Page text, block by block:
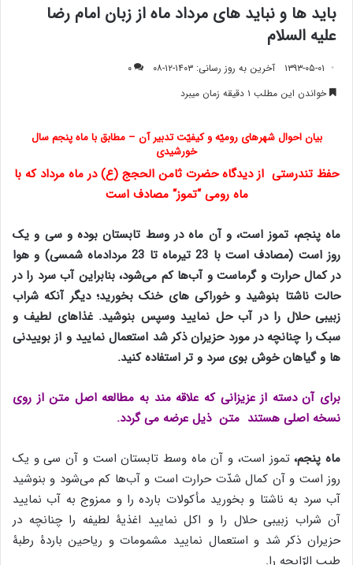
باید ها و نباید های مرداد ماه از زبان امام رضا
علیه السلام
۱۳۹۳-۰۵-۰۱ آخرین به روز رسانی: ۱۴۰۳-۱۲-۰۸
۰
خواندن این مطلب ۱ دقیقه زمان میبرد
بیان احوال شهرهای رومیّه و کیفیّت تدبیر آن – مطابق با ماه پنجم سال
خورشیدی
حفظ تندرستی از دیدگاه حضرت ثامن الحجج (ع) در ماه مرداد که با
ماه رومی“تموز“ مصادف است
ماه پنجم، تموزاست، و آن ماه در وسط تابستان بوده و سی و یک
روز است (مصادف است با 23 تیرماه تا 23 مردادماه شمسی) و هوا
در کمال حرارت و گرماست و آب‌ها کم می‌شود، بنابراین آب سرد را در
حالت ناشتا بنوشید و خوراکی های خنک بخورید؛ دیگر آنکه شراب
زبیبی حلال را در آب حل نما‌یید وسپس بنوشید. غذاهای لطیف و
سبک را چنانچه در مورد حزیران ذکر شد استعمال نما‌یید و از بوییدنی
ها و گیاهان خوش بوی سرد و تر استفاده کنید.
برای آن دسته از عزیزانی که علاقه مند به مطالعه اصل متن از روی
نسخه اصلی هستند متن ذیل عرضه می گردد.
ماه پنجم،تموز است، و آن ماه وسط تابستان است و آن سی و یک
روز است و آن کمال شدّت حرارت است و آب‌ها کم می‌شود و بنوشید
آب سرد به ناشتا و بخورید مأکولات بارده را و ممزوج به آب نما‌یید
آن شراب زبیبی حلال را و اکل نما‌یید اغذیۀ لطیفه را چنانچه در
حزیران ذکر شد و استعمال نما‌یید مشمومات و ریاحین باردۀ رطبۀ
طیب الرّایحه را.